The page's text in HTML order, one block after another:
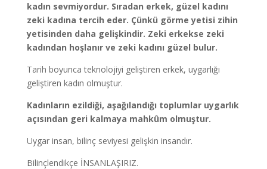
kadın sevmiyordur. Sıradan erkek, güzel kadını
zeki kadına tercih eder. Çünkü görme yetisi zihin
yetisinden daha gelişkindir. Zeki erkekse zeki
kadından hoşlanır ve zeki kadını güzel bulur.
Tarih boyunca teknolojiyi geliştiren erkek, uygarlığı
geliştiren kadın olmuştur.
Kadınların ezildiği, aşağılandığı toplumlar uygarlık
açısından geri kalmaya mahkûm olmuştur.
Uygar insan, bilinç seviyesi gelişkin insandır.
Bilinçlendikçe İNSANLAŞIRIZ.